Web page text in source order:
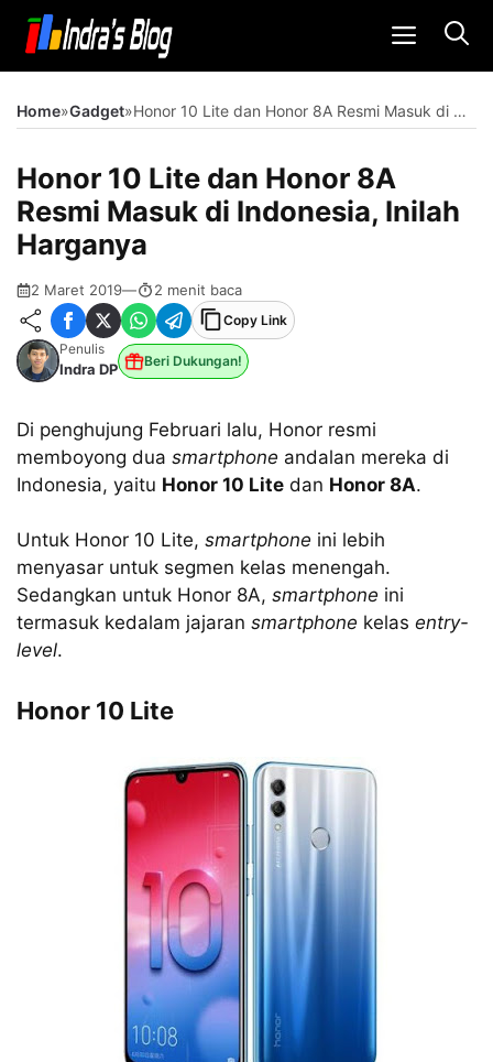
Langsung
isi
MENU
Home»Gadget» Honor 10 Lite dan Honor 8A Resmi Masuk di Indonesia, Inilah Harganya
Honor 10 Lite dan Honor 8A
Resmi Masuk di Indonesia, Inilah
Harganya
2 Maret 2019— 2 menit baca
Copy Link
Penulis
Indra DP Beri Dukungan!
Di penghujung Februari lalu, Honor resmi
memboyong dua smartphone andalan mereka di
Indonesia, yaitu Honor 10 Lite dan Honor 8A.
Untuk Honor 10 Lite, smartphone ini lebih
menyasar untuk segmen kelas menengah.
Sedangkan untuk Honor 8A, smartphone ini
termasuk kedalam jajaran smartphone kelas entry-
level.
Honor 10 Lite